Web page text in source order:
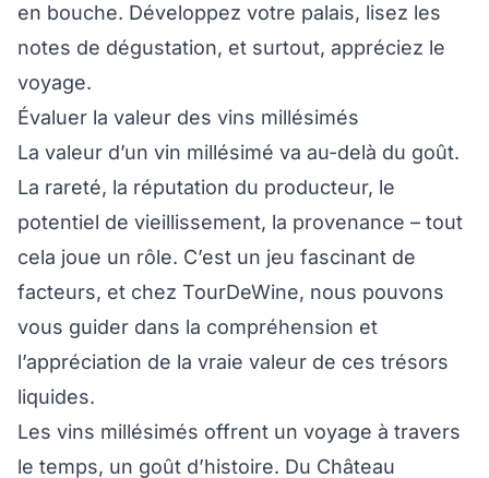
en bouche. Développez votre palais, lisez les
notes de dégustation, et surtout, appréciez le
voyage.
Évaluer la valeur des vins millésimés
La valeur d’un vin millésimé va au-delà du goût.
La rareté, la réputation du producteur, le
potentiel de vieillissement, la provenance – tout
cela joue un rôle. C’est un jeu fascinant de
facteurs, et chez TourDeWine, nous pouvons
vous guider dans la compréhension et
l’appréciation de la vraie valeur de ces trésors
liquides.
Les vins millésimés offrent un voyage à travers
le temps, un goût d’histoire. Du Château